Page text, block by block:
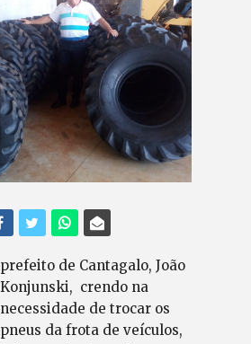
prefeito de Cantagalo, João
Konjunski, crendo na
necessidade de trocar os
pneus da frota de veículos,